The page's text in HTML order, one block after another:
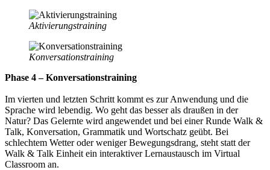
Aktivierungstraining
Konversationstraining
Phase 4 – Konversationstraining
Im vierten und letzten Schritt kommt es zur Anwendung und die
Sprache wird lebendig. Wo geht das besser als draußen in der
Natur? Das Gelernte wird angewendet und bei einer Runde Walk &
Talk, Konversation, Grammatik und Wortschatz geübt. Bei
schlechtem Wetter oder weniger Bewegungsdrang, steht statt der
Walk & Talk Einheit ein interaktiver Lernaustausch im Virtual
Classroom an.